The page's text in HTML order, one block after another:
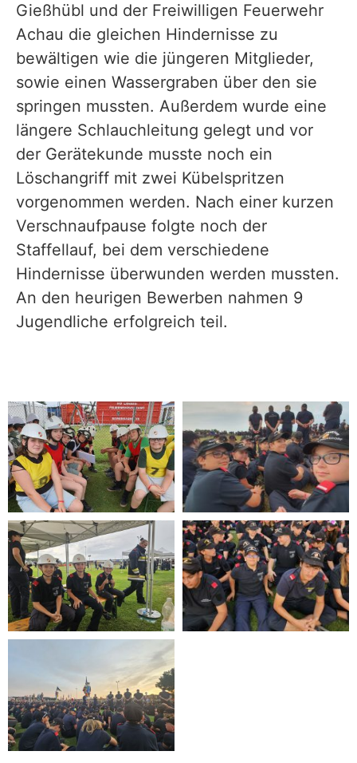
Gießhübl und der Freiwilligen Feuerwehr
Achau die gleichen Hindernisse zu
bewältigen wie die jüngeren Mitglieder,
sowie einen Wassergraben über den sie
springen mussten. Außerdem wurde eine
längere Schlauchleitung gelegt und vor
der Gerätekunde musste noch ein
Löschangriff mit zwei Kübelspritzen
vorgenommen werden. Nach einer kurzen
Verschnaufpause folgte noch der
Staffellauf, bei dem verschiedene
Hindernisse überwunden werden mussten.
An den heurigen Bewerben nahmen 9
Jugendliche erfolgreich teil.